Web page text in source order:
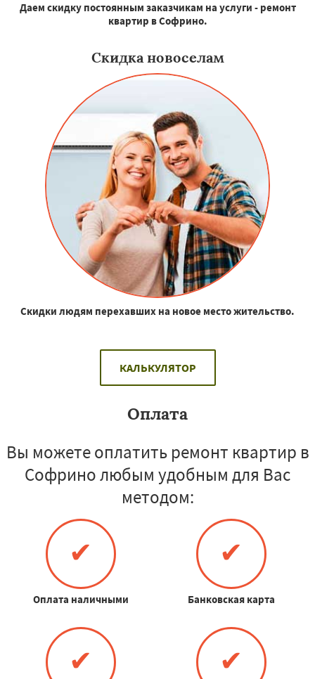
Даем скидку постоянным заказчикам на услуги - ремонт
квартир в Софрино.
Скидка новоселам
Скидки людям перехавших на новое место жительство.
КАЛЬКУЛЯТОР
Оплата
Вы можете оплатить ремонт квартир в
Софрино любым удобным для Вас
методом:
✔
Оплата наличными
✔
Банковская карта
✔ ✔